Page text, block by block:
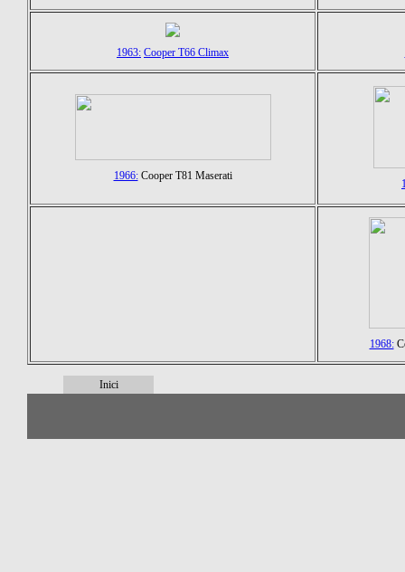
1963: Cooper T66 Climax
1966:Cooper T81 Maserati
1968:
Inici